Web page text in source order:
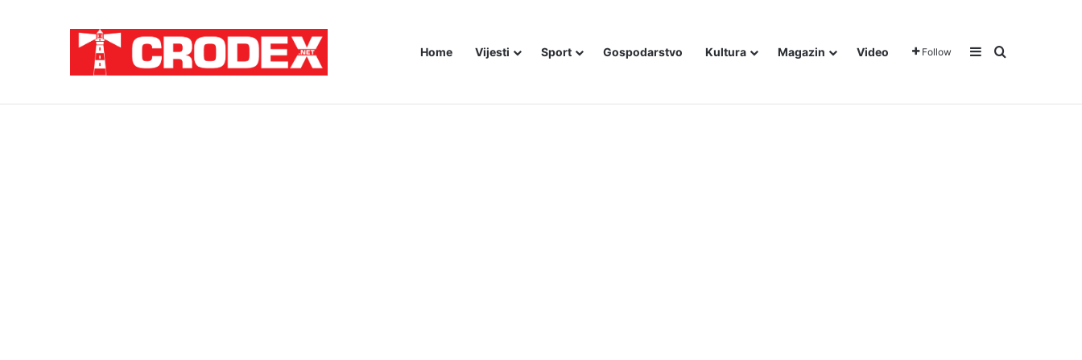
Home Vijesti Sport Gospodarstvo Kultura Magazin Video Follow Sidebar
Traži
Breaking News TRI DESETLJEĆA KRIKOVA OČAJNIKA